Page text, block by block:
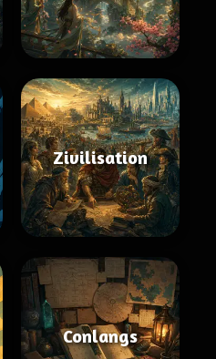
Zivilisation
Conlangs